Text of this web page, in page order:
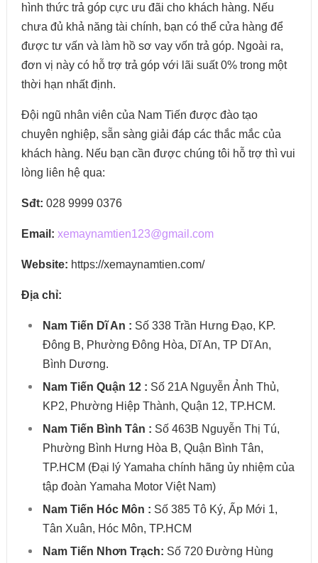
hình thức trả góp cực ưu đãi cho khách hàng. Nếu
chưa đủ khả năng tài chính, bạn có thể cửa hàng để
được tư vấn và làm hồ sơ vay vốn trả góp. Ngoài ra,
đơn vị này có hỗ trợ trả góp với lãi suất 0% trong một
thời hạn nhất định.
Đội ngũ nhân viên của Nam Tiến được đào tạo
chuyên nghiệp, sẵn sàng giải đáp các thắc mắc của
khách hàng. Nếu bạn cần được chúng tôi hỗ trợ thì vui
lòng liên hệ qua:
Sđt: 028 9999 0376
Email: xemaynamtien123@gmail.com
Website: https://xemaynamtien.com/
Địa chỉ:
Nam Tiến Dĩ An : Số 338 Trần Hưng Đạo, KP.
Đông B, Phường Đông Hòa, Dĩ An, TP Dĩ An,
Bình Dương.
Nam Tiến Quận 12 : Số 21A Nguyễn Ảnh Thủ,
KP2, Phường Hiệp Thành, Quận 12, TP.HCM.
Nam Tiến Bình Tân : Số 463B Nguyễn Thị Tú,
Phường Bình Hưng Hòa B, Quận Bình Tân,
TP.HCM (Đại lý Yamaha chính hãng ủy nhiệm của
tập đoàn Yamaha Motor Việt Nam)
Nam Tiến Hóc Môn : Số 385 Tô Ký, Ấp Mới 1,
Tân Xuân, Hóc Môn, TP.HCM
Nam Tiến Nhơn Trạch: Số 720 Đường Hùng